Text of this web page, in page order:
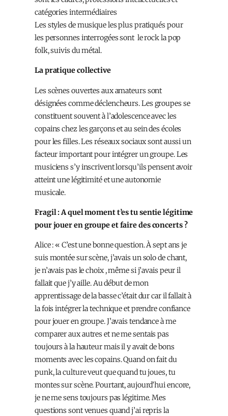
catégories intermédiaires
Les styles de musique les plus pratiqués pour
les personnes interrogées sont le rock la pop
folk, suivis du métal.
La pratique collective
Les scènes ouvertes aux amateurs sont
désignées comme déclencheurs. Les groupes se
constituent souvent à l’adolescence avec les
copains chez les garçons et au sein des écoles
pour les filles. Les réseaux sociaux sont aussi un
facteur important pour intégrer un groupe. Les
musiciens s’y inscrivent lorsqu’ils pensent avoir
atteint une légitimité et une autonomie
musicale.
Fragil : A quel moment t’es tu sentie légitime
pour jouer en groupe et faire des concerts ?
Alice : « C’est une bonne question. À sept ans je
suis montée sur scène, j’avais un solo de chant,
je n’avais pas le choix , même si j’avais peur il
fallait que j’y aille. Au début de mon
apprentissage de la basse c’était dur car il fallait à
la fois intégrer la technique et prendre confiance
pour jouer en groupe. J’avais tendance à me
comparer aux autres et ne me sentais pas
toujours à la hauteur mais il y avait de bons
moments avec les copains. Quand on fait du
punk, la culture veut que quand tu joues, tu
montes sur scène. Pourtant, aujourd’hui encore,
je ne me sens toujours pas légitime. Mes
questions sont venues quand j’ai repris la